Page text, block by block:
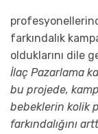
farkındalık
olduklarını dile
İlaç Pazarlama
bu projede,
bebeklerin kolik
farkındalığını